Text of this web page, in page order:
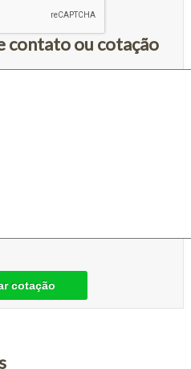
contato ou cotação
cotação